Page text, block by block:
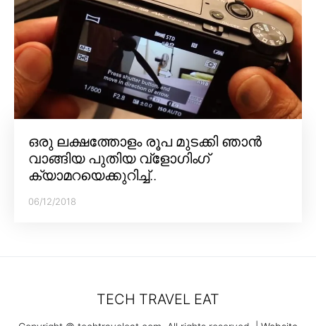
ഒരു ലക്ഷത്തോളം രൂപ മുടക്കി ഞാൻ
വാങ്ങിയ പുതിയ വ്‌ളോഗിംഗ്
ക്യാമറയെക്കുറിച്ച്..
06/12/2018
TECH TRAVEL EAT